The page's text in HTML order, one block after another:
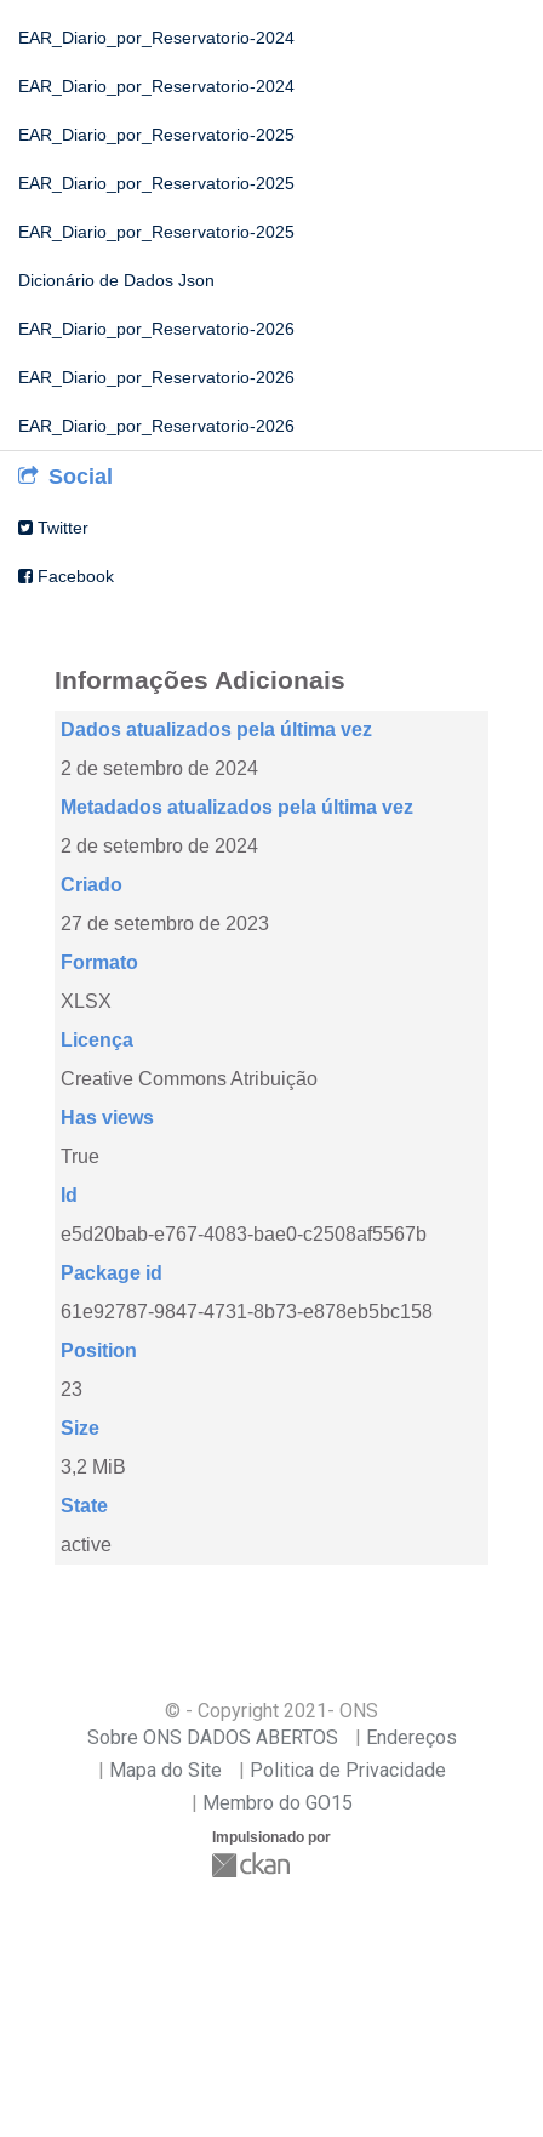
EAR_Diario_por_Reservatorio-2024
EAR_Diario_por_Reservatorio-2024
EAR_Diario_por_Reservatorio-2025
EAR_Diario_por_Reservatorio-2025
EAR_Diario_por_Reservatorio-2025
Dicionário de Dados Json
EAR_Diario_por_Reservatorio-2026
EAR_Diario_por_Reservatorio-2026
EAR_Diario_por_Reservatorio-2026
Social
Twitter
Facebook
Informações Adicionais
Dados atualizados pela última vez
2 de setembro de 2024
Metadados atualizados pela última vez
2 de setembro de 2024
Criado
27 de setembro de 2023
Formato
XLSX
Licença
Creative Commons Atribuição
Has views
True
Id
e5d20bab-e767-4083-bae0-c2508af5567b
Package id
61e92787-9847-4731-8b73-e878eb5bc158
Position
23
Size
3,2 MiB
State
active
© - Copyright 2021 - ONS
Sobre ONS DADOS ABERTOS
Endereços
Mapa do Site
Politica de Privacidade
Membro do GO15
Impulsionado por